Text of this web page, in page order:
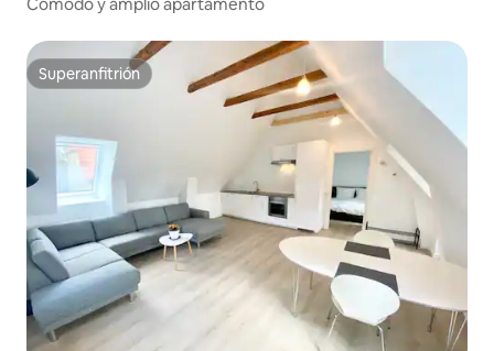
Superanfitrión
Superanfitrión